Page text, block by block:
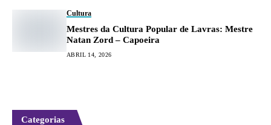
Cultura
Mestres da Cultura Popular de Lavras: Mestre
Natan Zord – Capoeira
ABRIL 14, 2026
Categorias